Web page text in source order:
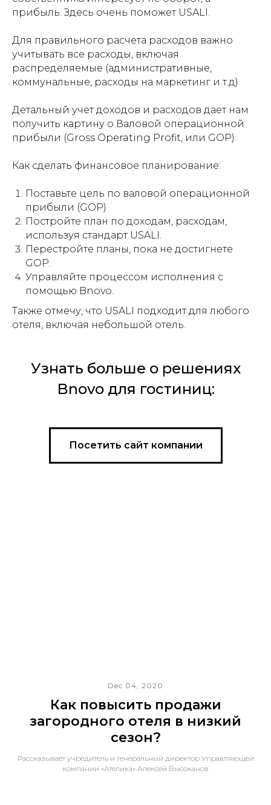
прибыль. Здесь очень поможет USALI.
Для правильного расчета расходов важно
учитывать все расходы, включая
распределяемые (административные,
коммунальные, расходы на маркетинг и т.д)
Детальный учет доходов и расходов дает нам
получить картину о Валовой операционной
прибыли (Gross Operating Profit, или GOP).
Как сделать финансовое планирование:
Поставьте цель по валовой операционной
прибыли (GOP)
Постройте план по доходам, расходам,
используя стандарт USALI.
Перестройте планы, пока не достигнете
GOP.
Управляйте процессом исполнения с
помощью Bnovo.
Также отмечу, что USALI подходит для любого
отеля, включая небольшой отель.
Узнать больше о решениях
Bnovo для гостиниц:
Посетить сайт компании
Dec 04, 2020
Как повысить продажи
загородного отеля в низкий
сезон?
Рассказывает учредитель и генеральный директор Управляющей
компании «Ателика» Алексей Высоканов